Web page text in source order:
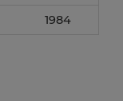
1984